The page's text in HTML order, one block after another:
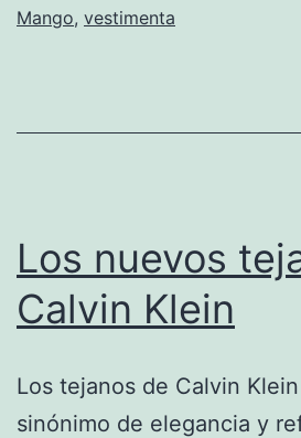
Mango, vestimenta
Los nuevos
Calvin Klein
Los tejanos de Calvin
sinónimo de elegancia y